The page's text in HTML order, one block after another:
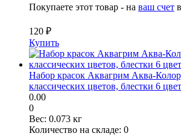
Покупаете этот товар - на ваш счет
120 ₽
Купить
Набор красок Аквагрим Аква-
классических цветов, блестки 6
0.00
0
Вес: 0.073 кг
Количество на складе: 0